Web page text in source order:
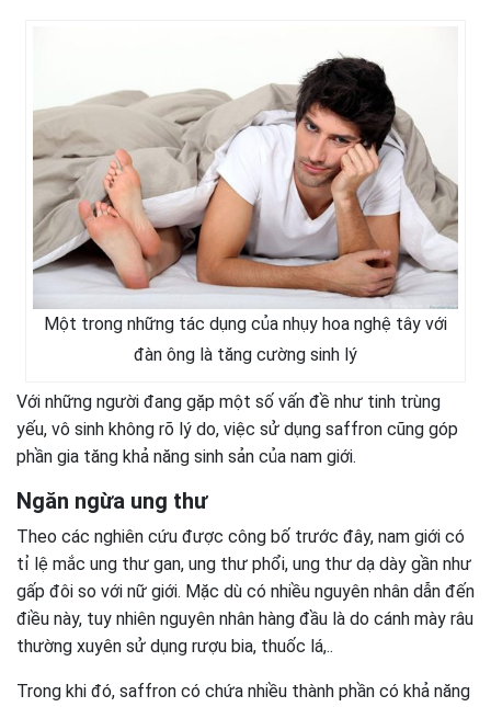
Một trong những tác dụng của nhụy hoa nghệ tây với
đàn ông là tăng cường sinh lý
Với những người đang gặp một số vấn đề như tinh trùng
yếu, vô sinh không rõ lý do, việc sử dụng saffron cũng góp
phần gia tăng khả năng sinh sản của nam giới.
Ngăn ngừa ung thư
Theo các nghiên cứu được công bố trước đây, nam giới có
tỉ lệ mắc ung thư gan, ung thư phổi, ung thư dạ dày gần như
gấp đôi so với nữ giới. Mặc dù có nhiều nguyên nhân dẫn đến
điều này, tuy nhiên nguyên nhân hàng đầu là do cánh mày râu
thường xuyên sử dụng rượu bia, thuốc lá,..
Trong khi đó, saffron có chứa nhiều thành phần có khả năng